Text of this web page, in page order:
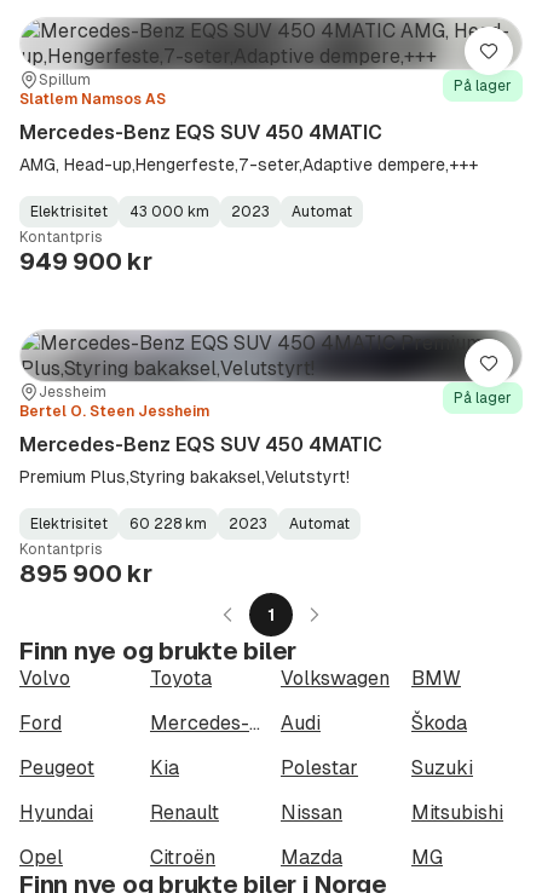
Sted:
Spillum
Forhandler:
Slatlem Namsos AS
På lager
Mercedes-Benz EQS SUV 450 4MATIC
AMG, Head-up,Hengerfeste,7-seter,Adaptive dempere,+++
Fuel
Type:
Elektrisitet
Kilometerstand:
43 000 km
Model
Year:
2023
Gearbox
Type:
Automat
Kontantpris
949 900 kr
Lagre
Sted:Jessheim
Forhandler:
Bertel O. Steen Jessheim
På lager
Mercedes-Benz EQS SUV 450 4MATIC
Premium Plus,Styring bakaksel,Velutstyrt!
Fuel
Type:
Elektrisitet
Kilometerstand:
60 228 km
Model
Year:
2023
Gearbox
Type:
Automat
Kontantpris
895 900 kr
Lagre
1
Finn nye og brukte biler
Volvo Toyota Volkswagen
BMW
Ford
Mercedes-Benz Audi
Škoda
Peugeot
Kia Polestar
Suzuki
Hyundai
Renault Nissan
Mitsubishi
Opel
Citroën Mazda MG
Finn nye og brukte biler i Norge